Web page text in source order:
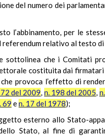
del numero dei
l’abbinamento, per le
relativo al testo
che i Comitati
costituita dai
provoca l’effetto di
del 2009, n. 198 del 2005,
69 en. 17 del 1978);
esterno allo Stato-
Stato, al fine di